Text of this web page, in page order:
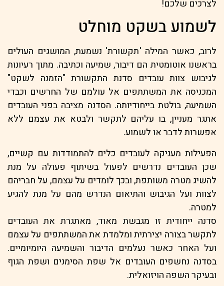
לצרכים שלכם!
לשמוע בשקט מוחלט
לרוב, כאשר המילה 'תקשורת' נשמעת, המושגים העולים
בראשנו אוטומטית הם דיבור, שמיעה וכתיבה. מתוך רעיונות
לגיבוש צוות עובדים סדנת התקשורת "הזמנה לשקט"
המכניסה את המשתתפים אל עולמם של החרשים וכבדי
השמיעה, בולטת בייחודיותה. הסדנה מציבה בפני העובדים
אתגר מעניין, בו עליהם לתקשר ולבטא את עצמם ללא
אפשרות לדבר או לשמוע.
הפעילות מעניקה לעובדים כלים להתמודדות עם קשיים,
שכן העובדים נדרשים לפעול בשיתוף פעולה על מנת
להשיג מטרה משותפת, ובכך לומדים על עצמם, על חבריהם
לצוות ועל הגיבוש והתיאום הנדרש מהם על מנת להגיע
למטרה.
סדנה ייחודית זו מגבשת מאוד, מאתגרת את העובדים
לתקשר בצורה יצירתית ומלמדת את המשתתפים על עצמם
ועל האחר כאשר נעלמים הדיבור והשמיעה היומיומיים.
בסדנה נחשפים העובדים אל שפת הסימנים ושפת הגוף
ובעיקר השפה הויזואלית.